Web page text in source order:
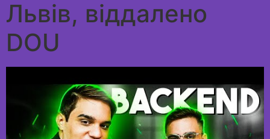
Львів, віддалено
DOU